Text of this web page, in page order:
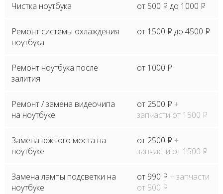
Чистка ноутбука от 500 P до 1000 P
Ремонт системы охлаждения
ноутбука
от 1500 P до 4500 P
Ремонт ноутбука после
залития
от 1000 P
Ремонт / замена видеочипа
на ноутбуке
от 2500 P +
запчасти от 1500 P
Замена южного моста на
ноутбуке
от 2500 P +
запчасти от 1500 P
Замена лампы подсветки на
ноутбуке
от 990 P + запчасти
от 500 P